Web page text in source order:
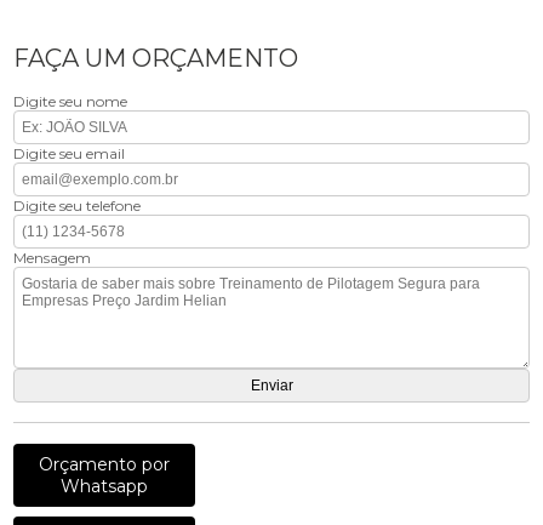
FAÇA UM ORÇAMENTO
Digite seu nome
Digite seu email
Digite seu telefone
Mensagem
Orçamento por
Whatsapp